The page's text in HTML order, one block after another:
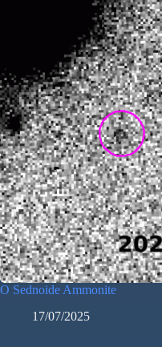
O Sednoide Ammonite
17/07/2025